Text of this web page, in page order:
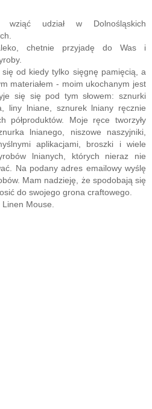
wziąć udział w Dolnośląskich
chetnie przyjadę do Was i
się od kiedy tylko sięgnę pamięcią, a
materiałem - moim ukochanym jest
się się pod tym słowem: sznurki
liny lniane, sznurek lniany ręcznie
półproduktów. Moje ręce tworzyły
lnianego, niszowe naszyjniki,
aplikacjami, broszki i wiele
lnianych, których nieraz nie
Na podany adres emailowy wyślę
Mam nadzieję, że spodobają się
do swojego grona craftowego.
Mouse.